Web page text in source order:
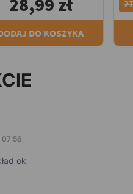
DO KOSZYKA
ok